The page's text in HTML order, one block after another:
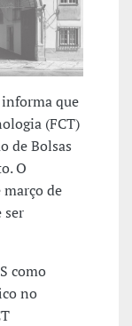
informa que
(FCT)
de Bolsas
O
de
ser
como
no